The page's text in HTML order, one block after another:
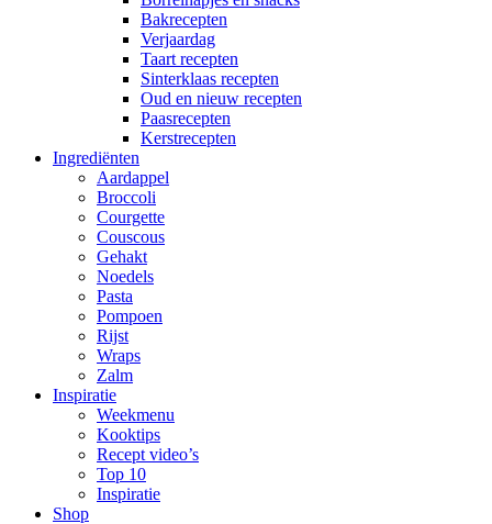
Bakrecepten
Verjaardag
Taart recepten
Sinterklaas recepten
Oud en nieuw recepten
Paasrecepten
Kerstrecepten
Ingrediënten
Aardappel
Broccoli
Courgette
Couscous
Gehakt
Noedels
Pasta
Pompoen
Rijst
Wraps
Zalm
Inspiratie
Weekmenu
Kooktips
Recept video’s
Top 10
Inspiratie
Shop